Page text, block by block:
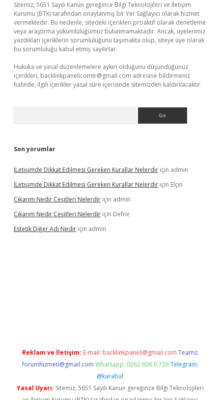
Sitemiz, 5651 Sayılı Kanun gereğince Bilgi Teknolojileri ve İletişim
Kurumu (BTK) tarafından onaylanmış bir Yer Sağlayıcı olarak hizmet
vermektedir. Bu nedenle, sitedeki içerikleri proaktif olarak denetleme
veya araştırma yükümlülüğümüz bulunmamaktadır. Ancak, üyelerimiz
yazdıkları içeriklerin sorumluluğunu taşımakta olup, siteye üye olarak
bu sorumluluğu kabul etmiş sayılırlar.
Hukuka ve yasal düzenlemelere aykırı olduğunu düşündüğünüz
içerikleri, backlinkpanelicomtr@gmail.com adresine bildirmeniz
halinde, ilgili içerikler yasal süre içerisinde sitemizden kaldırılacaktır.
Son yorumlar
İLetişimde Dikkat Edilmesi Gereken Kurallar Nelerdir için admin
İLetişimde Dikkat Edilmesi Gereken Kurallar Nelerdir için Elçin
Çıkarım Nedir Çeşitleri Nelerdir için admin
Çıkarım Nedir Çeşitleri Nelerdir için Defne
Estetik Diğer Adı Nedir için admin
Reklam ve İletişim: E-mail: backlinkpaneli@gmail.com Teams:
forumhizmeti@gmail.com Whatsapp: 0262 606 0 726 Telegram:
@karabul
Yasal Uyarı: Sitemiz, 5651 Sayılı Kanun gereğince Bilgi Teknolojileri